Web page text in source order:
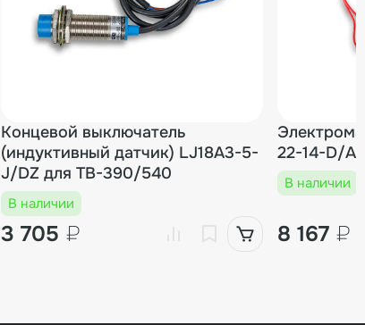
Концевой выключатель
(индуктивный датчик) LJ18A3-5-
J/DZ для TB-390/540
В наличии
3 705 ₽
22-14-D/
В наличии
8 167 ₽